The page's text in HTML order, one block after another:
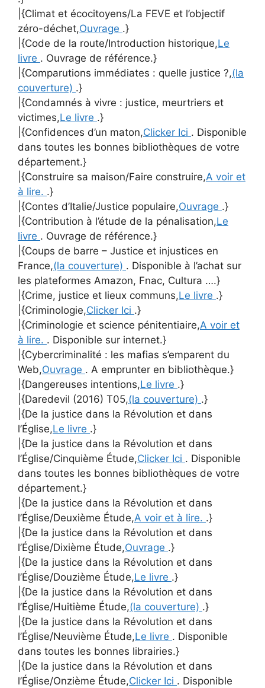
|{Climat et écocitoyens/La FEVE et l’objectif
zéro-déchet,Ouvrage .}
|{Code de la route/Introduction historique,Le
livre . Ouvrage de référence.}
|{Comparutions immédiates : quelle justice ?,(la
couverture) .}
|{Condamnés à vivre : justice, meurtriers et
victimes,Le livre .}
|{Confidences d’un maton,Clicker Ici . Disponible
dans toutes les bonnes bibliothèques de votre
département.}
|{Construire sa maison/Faire construire,A voir et
à lire. .}
|{Contes d’Italie/Justice populaire,Ouvrage .}
|{Contribution à l’étude de la pénalisation,Le
livre . Ouvrage de référence.}
|{Coups de barre – Justice et injustices en
France,(la couverture) . Disponible à l’achat sur
les plateformes Amazon, Fnac, Cultura ….}
|{Crime, justice et lieux communs,Le livre .}
|{Criminologie,Clicker Ici .}
|{Criminologie et science pénitentiaire,A voir et
à lire. . Disponible sur internet.}
|{Cybercriminalité : les mafias s’emparent du
Web,Ouvrage . A emprunter en bibliothèque.}
|{Dangereuses intentions,Le livre .}
|{Daredevil (2016) T05,(la couverture) .}
|{De la justice dans la Révolution et dans
l’Église,Le livre .}
|{De la justice dans la Révolution et dans
l’Église/Cinquième Étude,Clicker Ici . Disponible
dans toutes les bonnes bibliothèques de votre
département.}
|{De la justice dans la Révolution et dans
l’Église/Deuxième Étude,A voir et à lire. .}
|{De la justice dans la Révolution et dans
l’Église/Dixième Étude,Ouvrage .}
|{De la justice dans la Révolution et dans
l’Église/Douzième Étude,Le livre .}
|{De la justice dans la Révolution et dans
l’Église/Huitième Étude,(la couverture) .}
|{De la justice dans la Révolution et dans
l’Église/Neuvième Étude,Le livre . Disponible
dans toutes les bonnes librairies.}
|{De la justice dans la Révolution et dans
l’Église/Onzième Étude,Clicker Ici . Disponible